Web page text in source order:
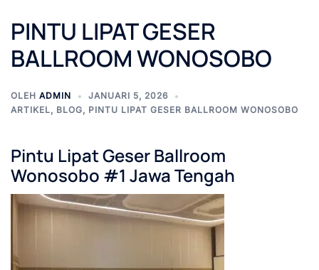
PINTU LIPAT GESER
BALLROOM WONOSOBO
OLEH ADMIN
JANUARI 5, 2026
ARTIKEL, BLOG, PINTU LIPAT GESER BALLROOM WONOSOBO
Pintu Lipat Geser Ballroom
Wonosobo #1 Jawa Tengah